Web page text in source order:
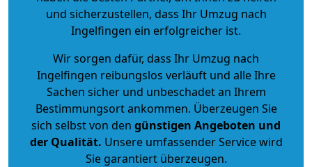
und sicherzustellen, dass Ihr Umzug nach
Ingelfingen ein erfolgreicher ist.
Wir sorgen dafür, dass Ihr Umzug nach
Ingelfingen reibungslos verläuft und alle Ihre
Sachen sicher und unbeschadet an Ihrem
Bestimmungsort ankommen. Überzeugen Sie
sich selbst von den günstigen Angeboten und
der Qualität. Unsere umfassender Service wird
Sie garantiert überzeugen.